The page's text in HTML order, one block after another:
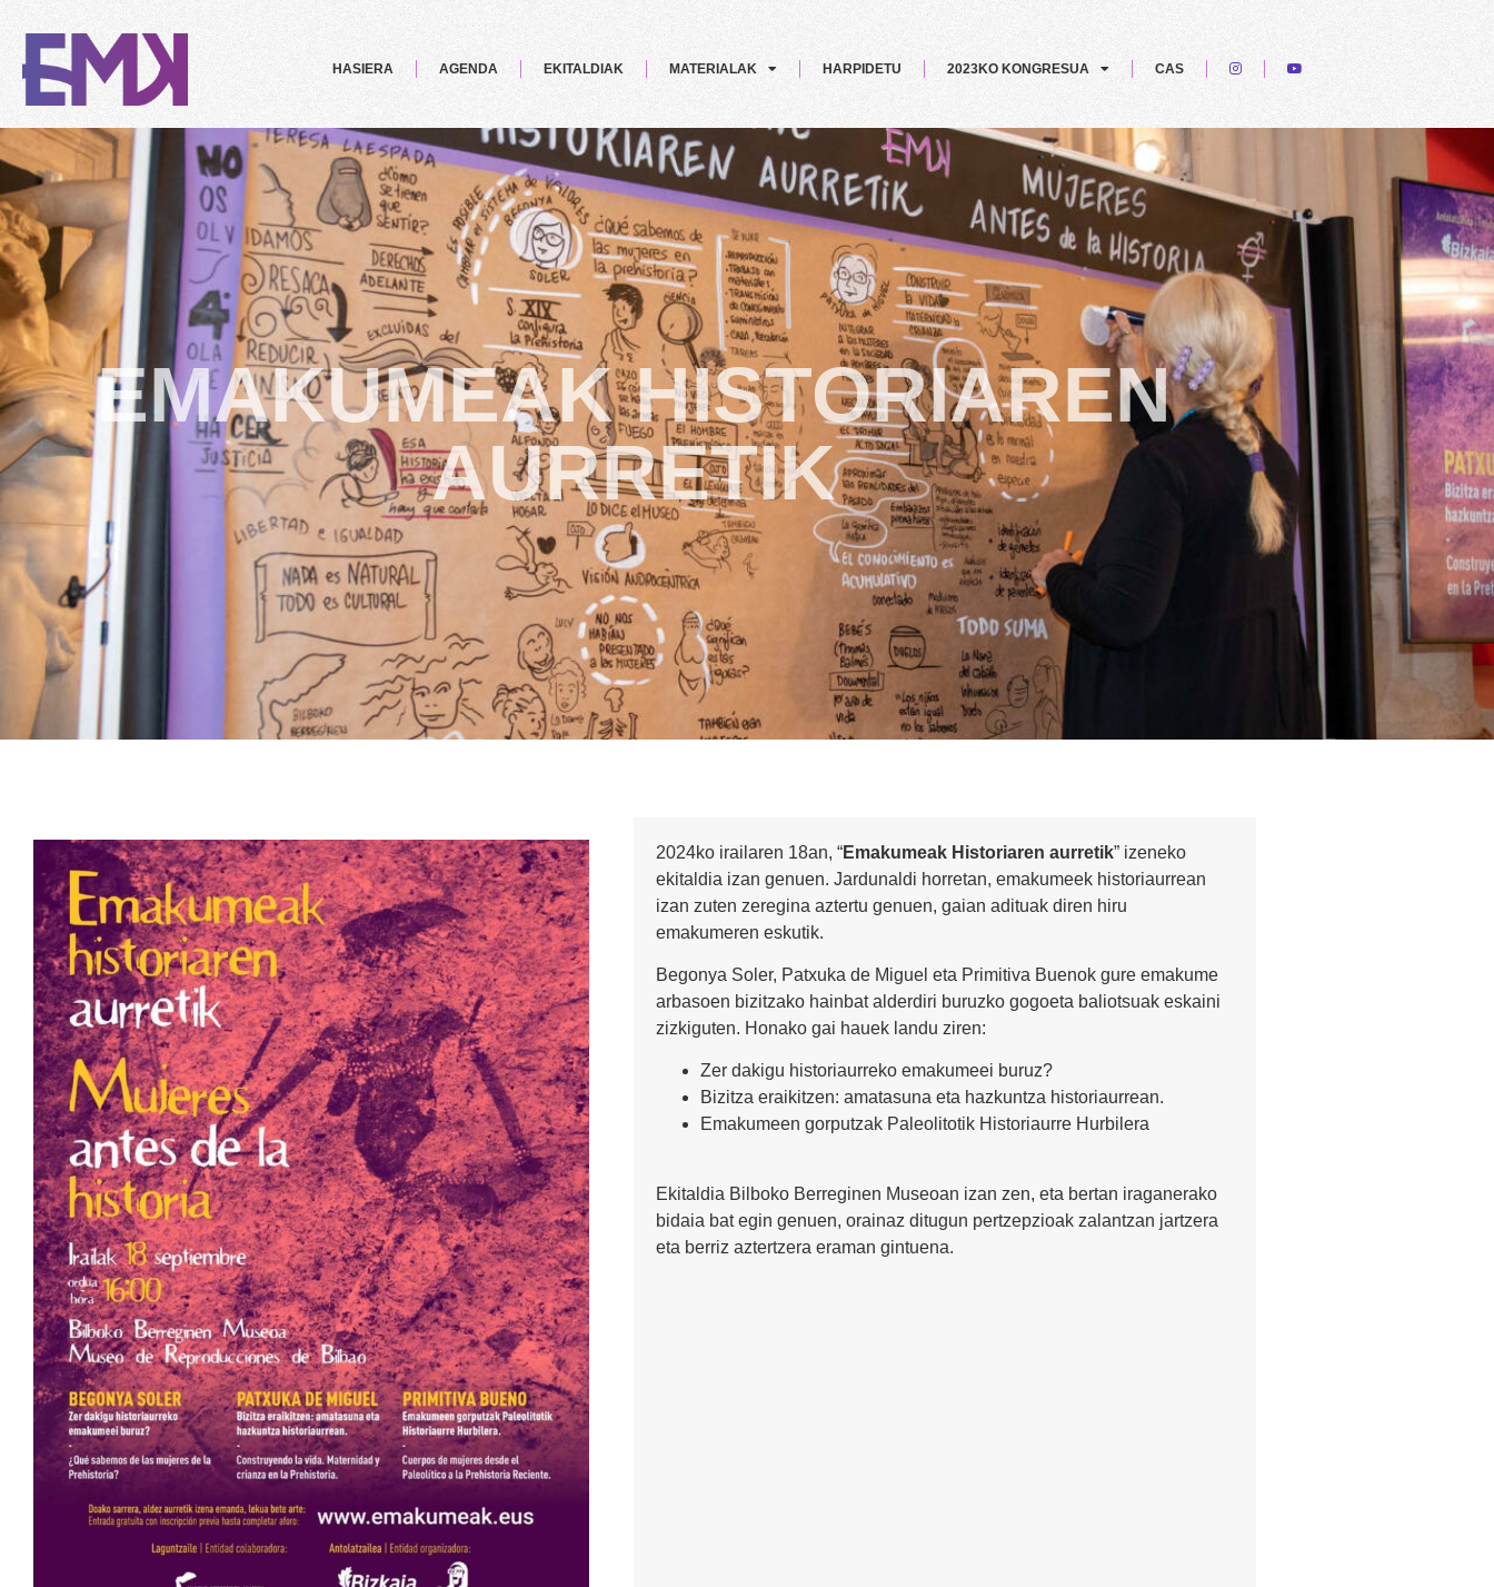
HASIERA AGENDA EKITALDIAK MATERIALAK HARPIDETU 2023KO KONGRESUA CAS
EMAKUMEAK HISTORIAREN
AURRETIK
2024ko irailaren 18an, “Emakumeak Historiaren aurretik” izeneko
ekitaldia izan genuen. Jardunaldi horretan, emakumeek historiaurrean
izan zuten zeregina aztertu genuen, gaian adituak diren hiru
emakumeren eskutik.
Begonya Soler, Patxuka de Miguel eta Primitiva Buenok gure emakume
arbasoen bizitzako hainbat alderdiri buruzko gogoeta baliotsuak eskaini
zizkiguten. Honako gai hauek landu ziren:
Zer dakigu historiaurreko emakumeei buruz?
Bizitza eraikitzen: amatasuna eta hazkuntza historiaurrean.
Emakumeen gorputzak Paleolitotik Historiaurre Hurbilera
Ekitaldia Bilboko Berreginen Museoan izan zen, eta bertan iraganerako
bidaia bat egin genuen, orainaz ditugun pertzepzioak zalantzan jartzera
eta berriz aztertzera eraman gintuena.